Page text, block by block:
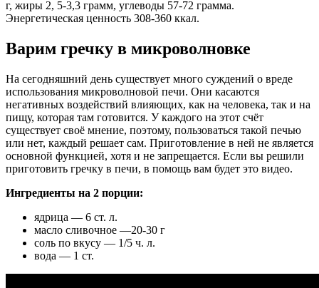
г, жиры 2, 5-3,3 грамм, углеводы 57-72 грамма.
Энергетическая ценность 308-360 ккал.
Варим гречку в микроволновке
На сегодняшний день существует много суждений о вреде
использования микроволновой печи. Они касаются
негативных воздействий влияющих, как на человека, так и на
пищу, которая там готовится. У каждого на этот счёт
существует своё мнение, поэтому, пользоваться такой печью
или нет, каждый решает сам. Приготовление в ней не является
основной функцией, хотя и не запрещается. Если вы решили
приготовить гречку в печи, в помощь вам будет это видео.
Ингредиенты на 2 порции:
ядрица — 6 ст. л.
масло сливочное —20-30 г
соль по вкусу — 1/5 ч. л.
вода — 1 ст.